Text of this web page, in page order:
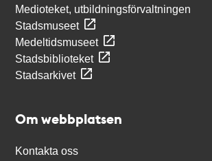
Medioteket, utbildningsförvaltningen
Stadsmuseet
Medeltidsmuseet
Stadsbiblioteket
Stadsarkivet
Om webbplatsen
Kontakta oss